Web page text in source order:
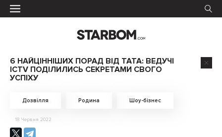
6 НАЙЦІННІШИХ ПОРАД ВІД ТАТА: ВЕДУЧІ
ICTV ПОДІЛИЛИСЬ СЕКРЕТАМИ СВОГО
УСПІХУ
Дозвілля Родина Шоу-бізнес
18 Червня 2022